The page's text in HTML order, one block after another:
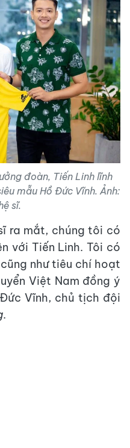
đoàn, Tiến Linh lĩnh
mẫu Hồ Đức Vĩnh. Ảnh:
sĩ.
ra mắt, chúng tôi có
với Tiến Linh. Tôi có
như tiêu chí hoạt
Việt Nam đồng ý
Vĩnh, chủ tịch đội
.